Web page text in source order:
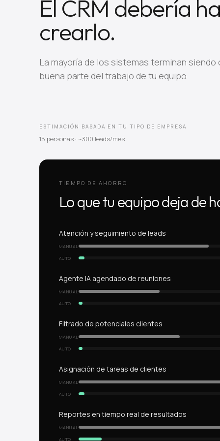
El CRM debería
crearlo.
La mayoría de los sistemas terminan
buena parte del trabajo de tu equipo.
ESTIMACIÓN BASADA EN TU TIPO DE EMPRESA
15 personas · ~300 leads/mes
TIEMPO DE AHORRO
Lo que tu equipo deja de
Atención y seguimiento de leads
MANUAL
AUTO
Agente IA agendado de reuniones
MANUAL
AUTO
Filtrado de potenciales clientes
MANUAL
AUTO
Asignación de tareas de clientes
MANUAL
AUTO
Reportes en tiempo real de resultados
MANUAL
AUTO